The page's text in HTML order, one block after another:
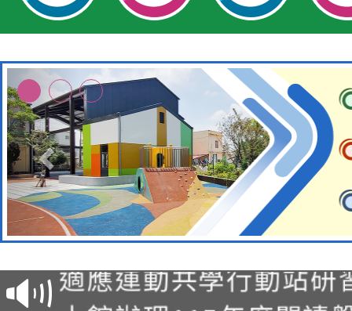
本校115學年度第2次
招甄選結果公告(無人
適應運動共學行動站研